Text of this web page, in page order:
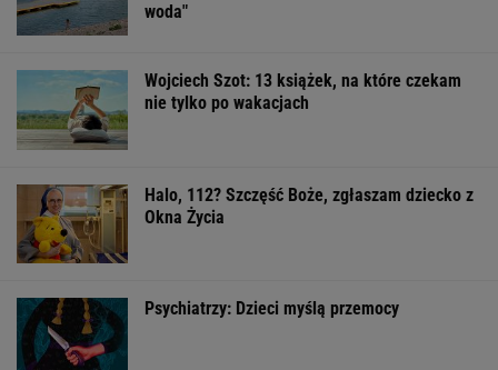
woda"
Wojciech Szot: 13 książek, na które czekam
nie tylko po wakacjach
Halo, 112? Szczęść Boże, zgłaszam dziecko z
Okna Życia
Psychiatrzy: Dzieci myślą przemocy